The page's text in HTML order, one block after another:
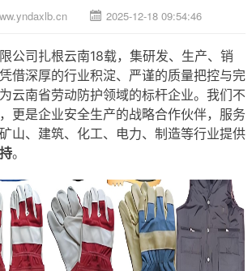
2025-12-18 09:54:46
公司扎根云南18载，集研发、生产、销
借深厚的行业积淀、严谨的质量把控与完
云南省劳动防护领域的标杆企业。我们不
更是企业安全生产的战略合作伙伴，服务
山、建筑、化工、电力、制造等行业提供
。